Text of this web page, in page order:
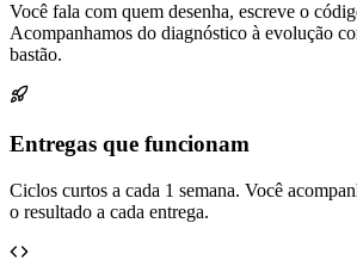
Você fala com quem desenha, escreve o
Acompanhamos do diagnóstico à evolução
bastão.
Entregas que funcionam
Ciclos curtos a cada 1 semana. Você
o resultado a cada entrega.